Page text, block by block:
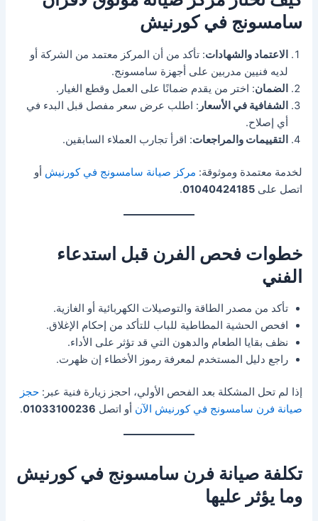
سامسونج في كورنيش
الاعتماد والشهادات: تأكد من أن المركز معتمد من الشركة أو
لديه فنيين مدربين على أجهزة سامسونج.
الضمان: اختر من يقدم ضمانًا على العمل وقطع الغيار.
الشفافية في الأسعار : اطلب عرض سعر مفصل قبل البدء في
أي إصلاح.
التقييمات والمراجعات: اقرأ تجارب العملاء السابقين.
لخدمة معتمدة وموثوقة: مركز صيانة سامسونج في كورنيش أو
اتصل على01040424185
.
خطوات فحص الفرن قبل استدعاء
الفني
تأكد من مصدر الطاقة والتوصيلات الكهربائية أو الغازية.
افحص الحشية المطاطية للباب للتأكد من إحكام الإغلاق.
نظف بقايا الطعام والدهون التي قد تؤثر على الأداء.
راجع دليل المستخدم لمعرفة رموز الأخطاء إن ظهرت.
إذا لم تحل المشكلة بعد الفحص الأولي، احجز زيارة فنية عبر:حجز
صيانة فرن سامسونج في كورنيش الآن أو اتصل 01033100236
.
تكلفة صيانة فرن سامسونج في كورنيش
وما يؤثر عليها